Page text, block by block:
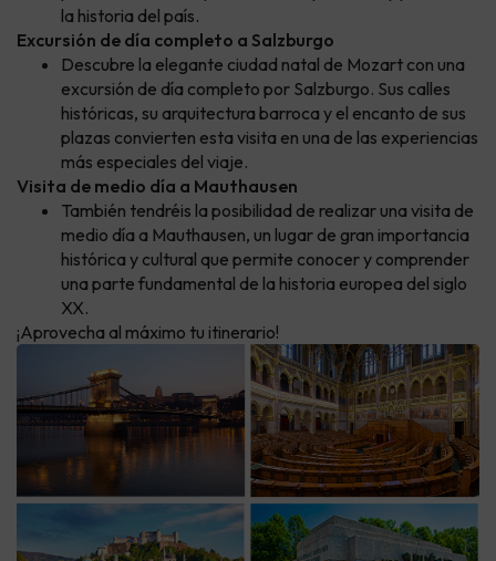
la historia del país.
Excursión de día completo a Salzburgo
Descubre la elegante ciudad natal de Mozart con una
excursión de día completo por Salzburgo. Sus calles
históricas, su arquitectura barroca y el encanto de sus
plazas convierten esta visita en una de las experiencias
más especiales del viaje.
Visita de medio día a Mauthausen
También tendréis la posibilidad de realizar una visita de
medio día a Mauthausen, un lugar de gran importancia
histórica y cultural que permite conocer y comprender
una parte fundamental de la historia europea del siglo
XX.
¡Aprovecha al máximo tu itinerario!